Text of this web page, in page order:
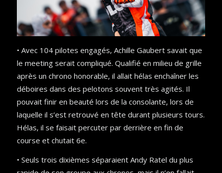
• Avec 104 pilotes engagés, Achille Gaubert savait que
le meeting serait compliqué. Qualifié en milieu de grille
après un chrono honorable, il allait hélas enchaîner les
déboires dans des pelotons souvent très agités. Il
pouvait finir en beauté lors de la consolante, lors de
laquelle il s’est retrouvé en tête durant plusieurs tours.
Hélas, il se faisait percuter par derrière en fin de
course et chutait 6e.
• Seuls trois dixièmes séparaient Andy Ratel du plus